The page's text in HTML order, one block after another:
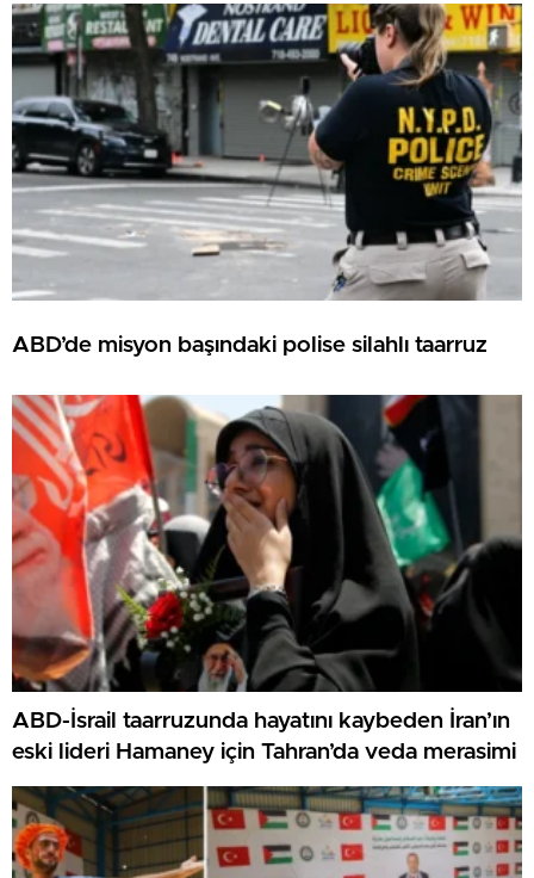
ABD’de misyon başındaki polise silahlı taarruz
ABD-İsrail taarruzunda hayatını kaybeden İran’ın
eski lideri Hamaney için Tahran’da veda merasimi